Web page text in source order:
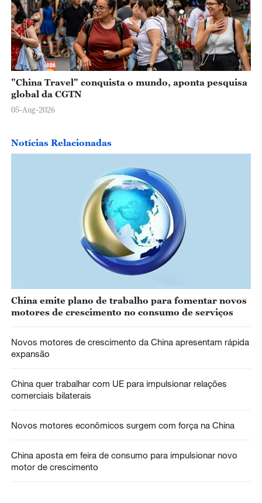
"China Travel" conquista o mundo, aponta pesquisa
global da CGTN
05-Aug-2026
Notícias Relacionadas
China emite plano de trabalho para fomentar novos
motores de crescimento no consumo de serviços
Novos motores de crescimento da China apresentam rápida
expansão
China quer trabalhar com UE para impulsionar relações
comerciais bilaterais
Novos motores econômicos surgem com força na China
China aposta em feira de consumo para impulsionar novo
motor de crescimento